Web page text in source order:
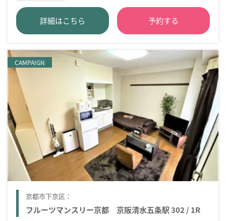
詳細はこちら 予約する
CAMPAIGN
京都市下京区：
フルーツマンスリー京都 京阪清水五条駅 302 / 1R